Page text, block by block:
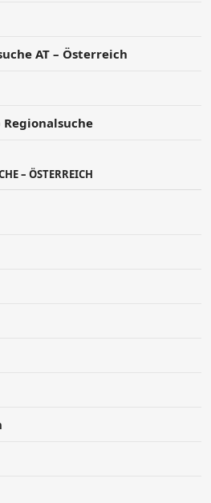
AT – Österreich
– ÖSTERREICH